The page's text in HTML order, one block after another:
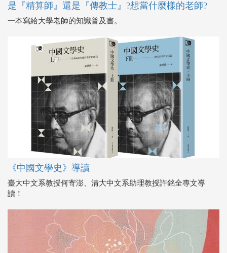
是『精算師』還是『傳教士』?想當什麼樣的老師?
一本寫給大學老師的知識普及書。
《中國文學史》導讀
臺大中文系教授何寄澎、清大中文系助理教授許銘全專文導
讀！